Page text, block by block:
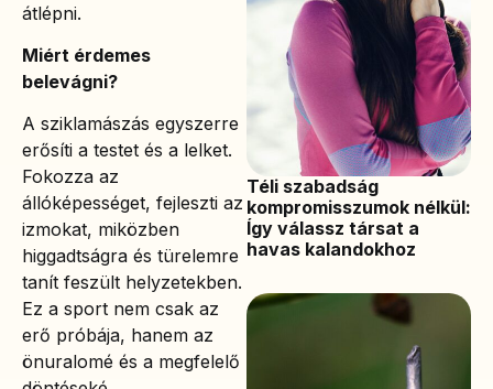
átlépni.
Miért érdemes
belevágni?
A sziklamászás egyszerre
erősíti a testet és a lelket.
Fokozza az
állóképességet, fejleszti az
izmokat, miközben
higgadtságra és türelemre
tanít feszült helyzetekben.
Ez a sport nem csak az
erő próbája, hanem az
önuralomé és a megfelelő
Téli szabadság
kompromisszumok nélkül:
Így válassz társat a
havas kalandokhoz